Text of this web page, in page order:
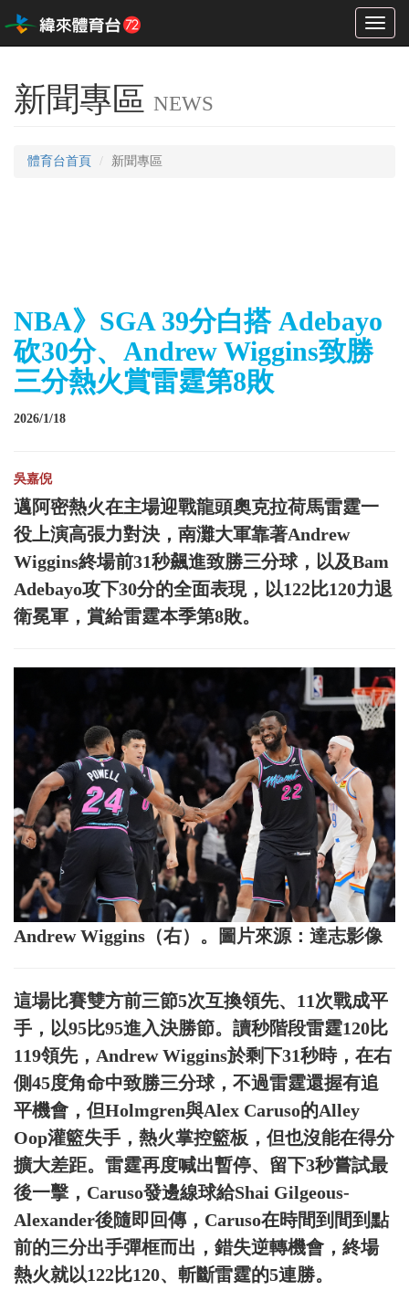
Toggle
新聞專區 NEWS
體育台首頁 新聞專區
NBA》SGA 39分白搭 Adebayo
砍30分、Andrew Wiggins致勝
三分熱火賞雷霆第8敗
2026/1/18
吳嘉倪
邁阿密熱火在主場迎戰龍頭奧克拉荷馬雷霆一
役上演高張力對決，南灘大軍靠著Andrew
Wiggins終場前31秒飆進致勝三分球，以及Bam
Adebayo攻下30分的全面表現，以122比120力退
衛冕軍，賞給雷霆本季第8敗。
Andrew Wiggins（右）。圖片來源：達志影像
這場比賽雙方前三節5次互換領先、11次戰成平
手，以95比95進入決勝節。讀秒階段雷霆120比
119領先，Andrew Wiggins於剩下31秒時，在右
側45度角命中致勝三分球，不過雷霆還握有追
平機會，但Holmgren與Alex Caruso的Alley
Oop灌籃失手，熱火掌控籃板，但也沒能在得分
擴大差距。雷霆再度喊出暫停、留下3秒嘗試最
後一擊，Caruso發邊線球給Shai Gilgeous-
Alexander後隨即回傳，Caruso在時間到間到點
前的三分出手彈框而出，錯失逆轉機會，終場
熱火就以122比120、斬斷雷霆的5連勝。